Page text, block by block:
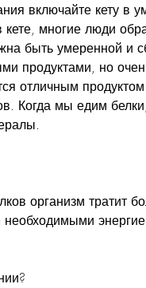
включайте кету в
многие люди
быть умеренной и
продуктами, но
отличным
Когда мы едим
организм тратит